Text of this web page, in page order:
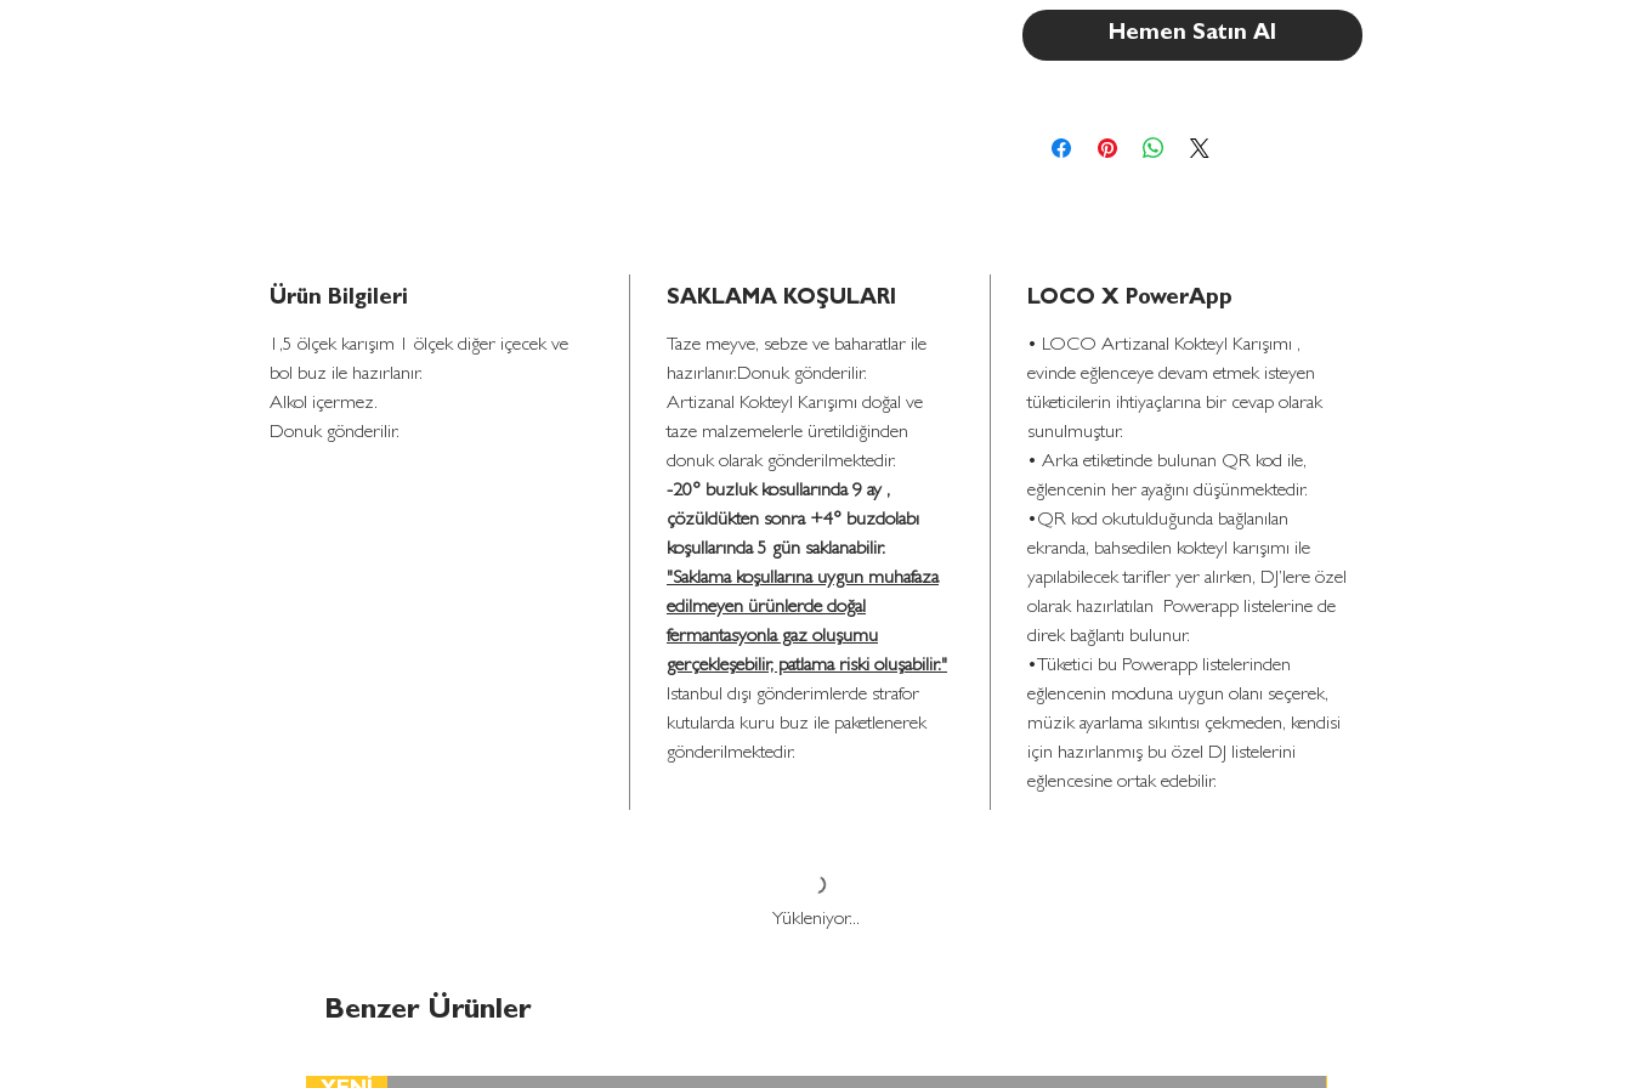
Hemen Satın Al
Ürün Bilgileri
1,5 ölçek karışım 1 ölçek diğer içecek ve
bol buz ile hazırlanır.
Alkol içermez.
Donuk gönderilir.
SAKLAMA KOŞULARI
Taze meyve, sebze ve baharatlar ile
hazırlanır.Donuk gönderilir.
Artizanal Kokteyl Karışımı doğal ve
taze malzemelerle üretildiğinden
donuk olarak gönderilmektedir.
-20° buzluk kosullarında 9 ay ,
çözüldükten sonra +4° buzdolabı
koşullarında 5 gün saklanabilir.
"Saklama koşullarına uygun muhafaza
edilmeyen ürünlerde doğal
fermantasyonla gaz oluşumu
gerçekleşebilir, patlama riski oluşabilir."
Istanbul dışı gönderimlerde strafor
kutularda kuru buz ile paketlenerek
gönderilmektedir.
LOCO X PowerApp
• LOCO Artizanal Kokteyl Karışımı ,
evinde eğlenceye devam etmek isteyen
tüketicilerin ihtiyaçlarına bir cevap olarak
sunulmuştur.
• Arka etiketinde bulunan QR kod ile,
eğlencenin her ayağını düşünmektedir.
•QR kod okutulduğunda bağlanılan
ekranda, bahsedilen kokteyl karışımı ile
yapılabilecek tarifler yer alırken, DJ’lere özel
olarak hazırlatılan Powerapp listelerine de
direk bağlantı bulunur.
•Tüketici bu Powerapp listelerinden
eğlencenin moduna uygun olanı seçerek,
müzik ayarlama sıkıntısı çekmeden, kendisi
için hazırlanmış bu özel DJ listelerini
eğlencesine ortak edebilir.
Yükleniyor...
Benzer Ürünler